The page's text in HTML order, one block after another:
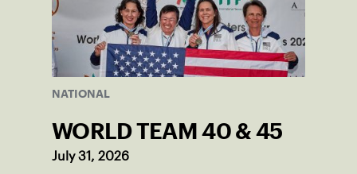
NATIONAL
WORLD TEAM 40 & 45
July 31, 2026